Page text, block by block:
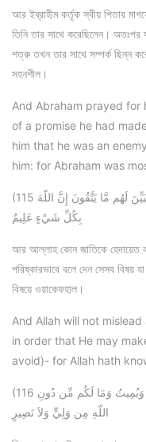
আর ইব্রাহীম কর্তৃক স্বীয় পিতার
তিনি তার সাথে করেছিলেন।
শত্রু তখন তার সাথে সম্পর্ক ছিন্ন
সহনশীল।
And Abraham prayed for
of a promise he had
him that he was an
him: for Abraham was
(115 وَمَا كَانَ اللّهُ لِيُضِلَّ قَوْمًا بَعْدَ إِذْ هَدَاهُمْ حَتَّى يُبَيِّنَ لَهُم مَّا يَتَّقُونَ إِنَّ اللّهَ
بِكُلِّ شَيْءٍ عَلِيمٌ
আর আল্লাহ কোন জাতিকে হেদায়েত
পরিষ্কারভাবে বলে দেন সেসব বিষয়
বিষয়ে ওয়াকেফহাল।
And Allah will not
in order that He may
avoid)- for Allah hath
(116 إِنَّ اللّهَ لَهُ مُلْكُ السَّمَاوَاتِ وَالأَرْضِ يُحْيِـي وَيُمِيتُ وَمَا لَكُم مِّن دُونِ
اللّهِ مِن وَلِيٍّ وَلاَ نَصِيرٍ